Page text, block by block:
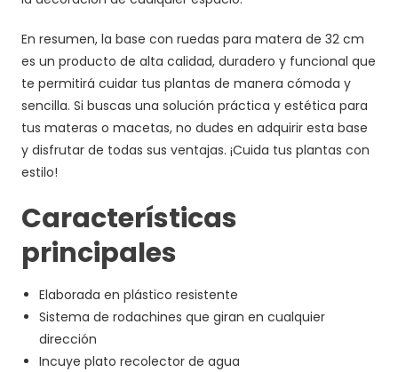
En resumen, la base con ruedas para matera de 32 cm
es un producto de alta calidad, duradero y funcional que
te permitirá cuidar tus plantas de manera cómoda y
sencilla. Si buscas una solución práctica y estética para
tus materas o macetas, no dudes en adquirir esta base
y disfrutar de todas sus ventajas. ¡Cuida tus plantas con
estilo!
Características
principales
Elaborada en plástico resistente
Sistema de rodachines que giran en cualquier
dirección
Incuye plato recolector de agua